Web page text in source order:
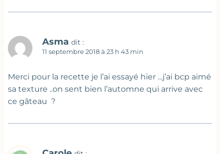
Asma dit :
11 septembre 2018 à 23 h 43 min
Merci pour la recette je l’ai essayé hier …j’ai bcp aimé
sa texture ..on sent bien l’automne qui arrive avec
ce gâteau ?